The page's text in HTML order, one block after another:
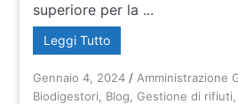
superiore per la ...
Leggi Tutto
Gennaio 4, 2024 / Amministrazione
Biodigestori
Blog ,Gestione di rifiuti